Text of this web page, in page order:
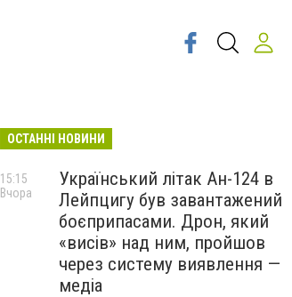
ОСТАННІ НОВИНИ
Український літак Ан-124 в
Лейпцигу був завантажений
боєприпасами. Дрон, який
«висів» над ним, пройшов
через систему виявлення —
медіа
15:15
Вчора